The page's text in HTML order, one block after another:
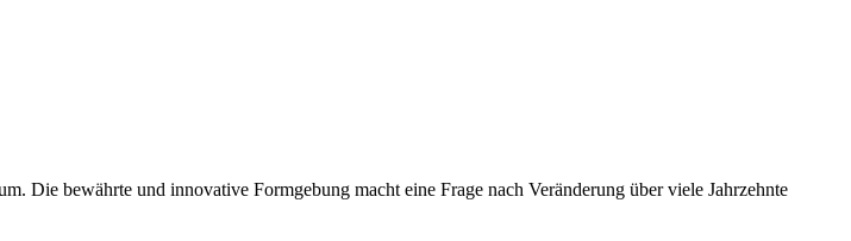
Die bewährte und innovative Formgebung macht eine Frage nach Veränderung über viele Jahrzehnte